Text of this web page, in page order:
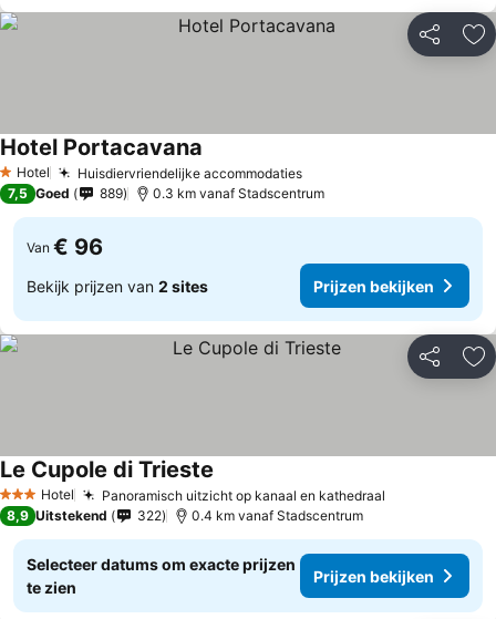
Delen
1 Sterren
Hotel Huisdiervriendelijke accommodaties
Hotel Portacavana
7,5 Goed 889 0.3 km vanaf Stadscentrum
Van € 96
Bekijk prijzen van 2 sites Prijzen bekijken
Delen
3 SterrenHotel Panoramisch uitzicht op kanaal en kathedraal
Le Cupole di Trieste
8,9 Uitstekend 322 0.4 km vanaf Stadscentrum
Selecteer datums om exacte prijzen
te zien
Prijzen bekijken